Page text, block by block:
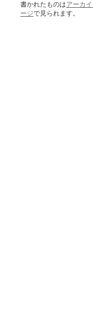
書かれたものはアーカ
ージで見られます。